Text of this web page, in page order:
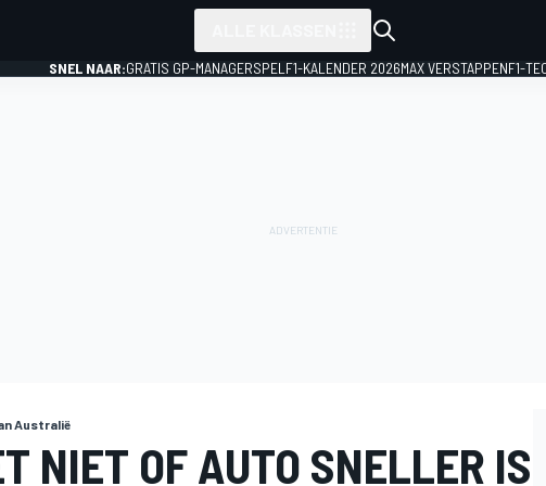
SNEL NAAR:GRATIS GP-MANAGERSPEL F1-KALENDER 2026MAX VERSTAPPENF1-
Australië
NIET OF AUTO SNELLER IS